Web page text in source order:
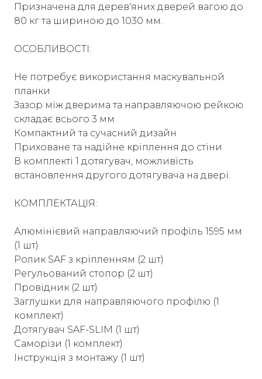
Призначена для дерев'яних дверей вагою до
80 кг та шириною до 1030 мм.
ОСОБЛИВОСТІ:
Не потребує використання маскувальной
планки
Зазор між дверима та направляючою рейкою
складає всього 3 мм
Компактний та сучасний дизайн
Приховане та надійне кріплення до стіни
В комплекті 1 дотягувач, можливість
встановлення другого дотягувача на двері.
КОМПЛЕКТАЦІЯ:
Алюмінієвий направляючий профіль 1595 мм
(1 шт)
Ролик SAF з кріпленням (2 шт)
Регульований стопор (2 шт)
Провідник (2 шт)
Заглушки для направляючого профілю (1
комплект)
Дотягувач SAF-SLIM (1 шт)
Саморізи (1 комплект)
Інструкція з монтажу (1 шт)